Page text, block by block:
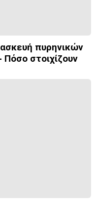
πυρηνικών
στοιχίζουν